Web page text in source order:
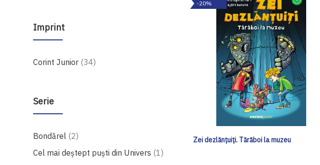
Imprint
Corint Junior 34produse
Serie
Bondărel 2produse
Cel mai deștept puști din Univers 1produs
-20%
Zei dezlănțuiți. Tărăboi la muzeu